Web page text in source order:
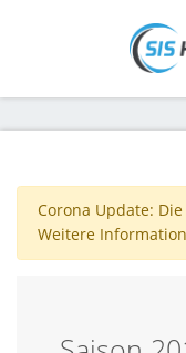
Corona Update:
Weitere